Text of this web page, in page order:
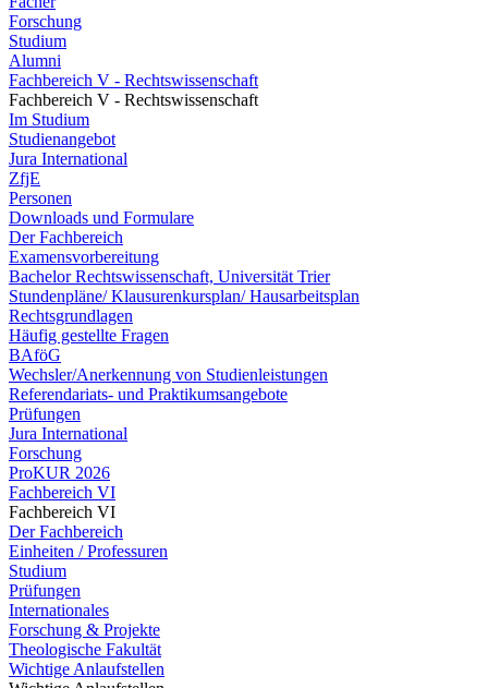
Forschung
Studium
Alumni
Fachbereich V - Rechtswissenschaft
Fachbereich V - Rechtswissenschaft
Im Studium
Studienangebot
Jura International
ZfjE
Personen
Downloads und Formulare
Der Fachbereich
Examensvorbereitung
Bachelor Rechtswissenschaft, Universität Trier
Stundenpläne/ Klausurenkursplan/ Hausarbeitsplan
Rechtsgrundlagen
Häufig gestellte Fragen
BAföG
Wechsler/Anerkennung von Studienleistungen
Referendariats- und Praktikumsangebote
Prüfungen
Jura International
Forschung
ProKUR 2026
Fachbereich VI
Fachbereich VI
Der Fachbereich
Einheiten / Professuren
Studium
Prüfungen
Internationales
Forschung & Projekte
Theologische Fakultät
Wichtige Anlaufstellen